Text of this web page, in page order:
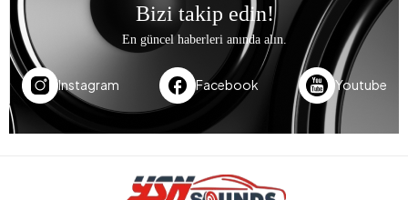
Bizi takip edin!
En güncel haberleri anında alın.
Instagram Facebook Youtube